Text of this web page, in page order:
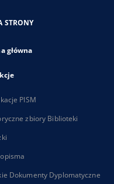
STRONY
główna
PISM
zbiory Biblioteki
Dokumenty Dyplomatyczne